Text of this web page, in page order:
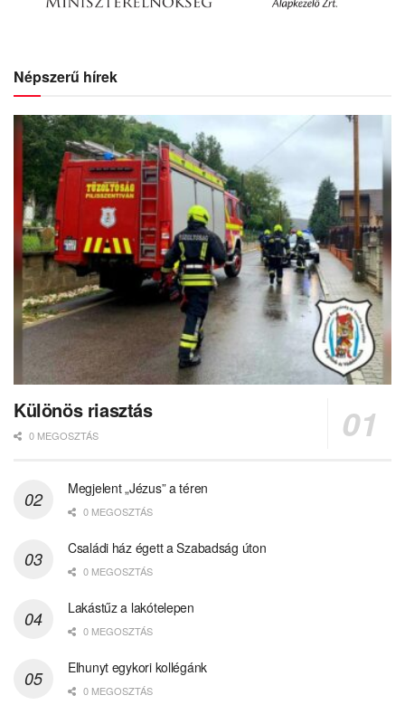
Népszerű hírek
Különös riasztás
0 MEGOSZTÁS
Megjelent „Jézus” a téren
0 MEGOSZTÁS
Családi ház égett a Szabadság úton
0 MEGOSZTÁS
Lakástűz a lakótelepen
0 MEGOSZTÁS
Elhunyt egykori kollégánk
0 MEGOSZTÁS